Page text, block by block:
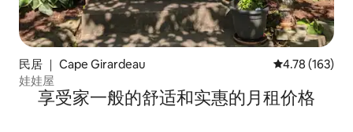
民居 ｜ Cape Girardeau 平均评分 4.78
4.78 (163)
娃娃屋
享受家一般的舒适和实惠的月租价格